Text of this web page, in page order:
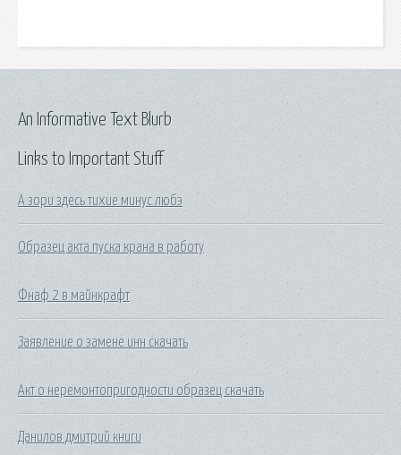
Links to Important Stuff
А зори здесь тихие минус любэ
Образец акта пуска крана в работу
Фнаф 2 в майнкрафт
Заявление о замене инн скачать
Акт о неремонтопригодности образец скачать
Данилов дмитрий книги
An Informative Text Blurb